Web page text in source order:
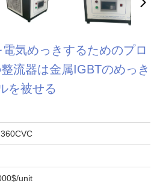
気めっきするためのプロ
流器は金属IGBTのめっき
を被せる
unit